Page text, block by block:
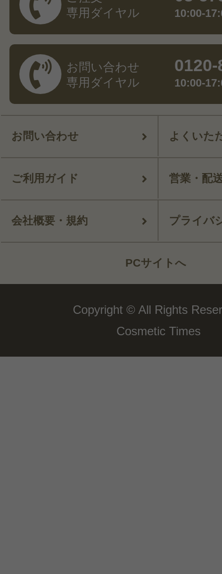
専用ダイヤル
10:00-
お問い合わせ
専用ダイヤル
10:00-
お問い合わせ よくいた
ご利用ガイド 営業・配
会社概要・規約 プライバ
PCサイトへ
Copyright © All Rights
Cosmetic Times